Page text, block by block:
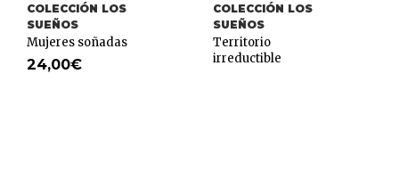
COLECCIÓN LOS
SUEÑOS
Mujeres soñadas
24,00€
COLECCIÓN LOS
SUEÑOS
Territorio
irreductible